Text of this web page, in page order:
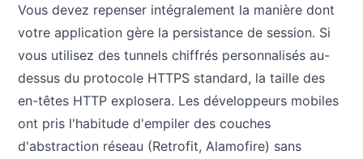
Vous devez repenser intégralement la manière dont
votre application gère la persistance de session. Si
vous utilisez des tunnels chiffrés personnalisés au-
dessus du protocole HTTPS standard, la taille des
en-têtes HTTP explosera. Les développeurs mobiles
ont pris l'habitude d'empiler des couches
d'abstraction réseau (Retrofit, Alamofire) sans